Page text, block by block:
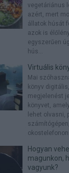
vegetáriánus
azért, mert
állatok húsát
azok is
egyszerűen
hús...
Virtuális
Mai
könyv
megjelenést
könyvet,
lehet olvasni,
Hogyan
magunkon,
vagyunk?